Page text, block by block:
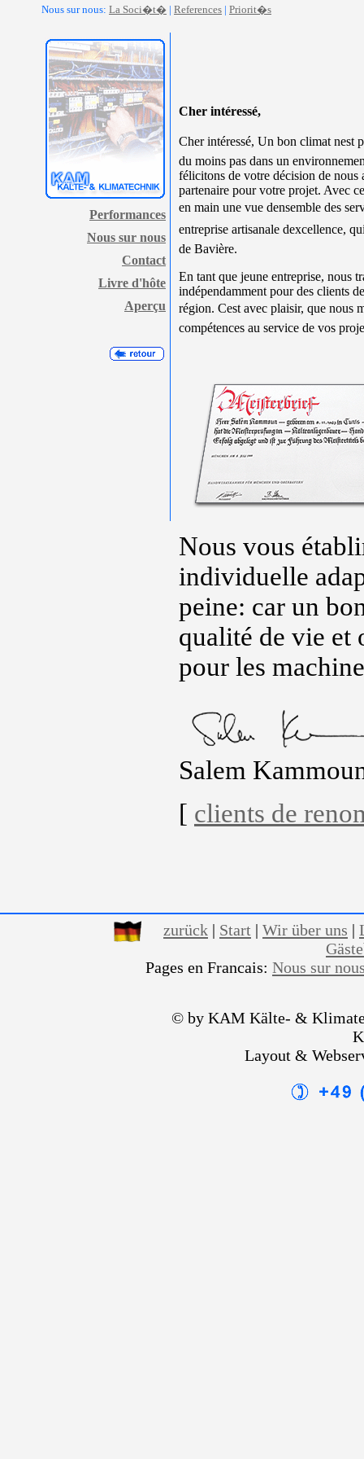
Nous sur nous: La Soci�t� | References | Priorit�s
Performances
Nous sur nous
Contact
Livre d'hôte
Aperçu
Cher intéressé,
Cher intéressé, Un bon climat nest
du moins pas dans un
félicitons de votre décision de nous
partenaire pour votre projet. Avec
en main une vue densemble des
entreprise artisanale dexcellence,
de Bavière.
En tant que jeune entreprise, nous
indépendamment pour des clients
région. Cest avec plaisir, que nous
compétences au service de vos
Nous vous
individuelle
peine: car un
qualité de vie et
pour les
Salem
[ clients de
zurück | Start | Wir über uns |
Pages en Francais: Nous sur
© by KAM Kälte- &
Layout &